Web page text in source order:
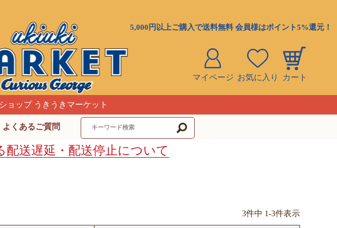
5,000円以上ご購入で送料無料 会員様はポイント5%還元！
マイページ お気に入り カート
ョップ うきうきマーケット
よくあるご質問
配送遅延・配送停止について
3件中 1-3件表示